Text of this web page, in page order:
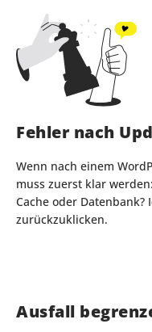
Fehler nach
Wenn nach einem
muss zuerst klar
Cache oder
zurückzuklicken.
Ausfall